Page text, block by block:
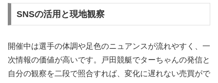
SNSの活用と現地観察
開催中は選手の体調や足色のニュアンスが流れやすく、一
次情報の価値が高いです。戸田競艇でターちゃんの発信と
自分の観察を二段で照合すれば、変化に遅れない売買がで